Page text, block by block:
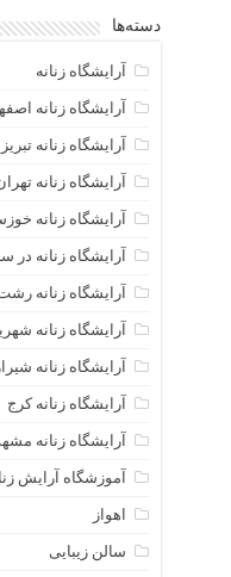
دسته‌ها
آرایشگاه زنانه
آرایشگاه زنانه
آرایشگاه زنانه تبریز
آرایشگاه زنانه
آرایشگاه زنانه
آرایشگاه زنانه در
آرایشگاه زنانه
آرایشگاه زنانه
آرایشگاه زنانه شیراز
آرایشگاه زنانه کرج
آرایشگاه زنانه
آموزشگاه آرایش
اهواز
سالن زیبایی